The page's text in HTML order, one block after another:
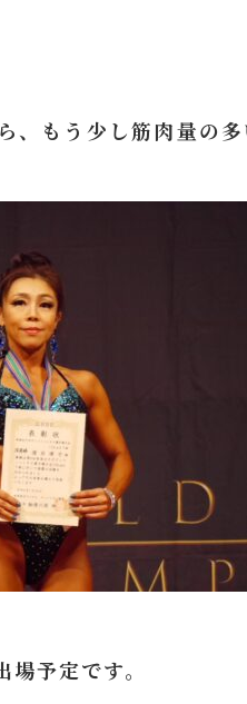
もう少し筋肉量の
予定です。